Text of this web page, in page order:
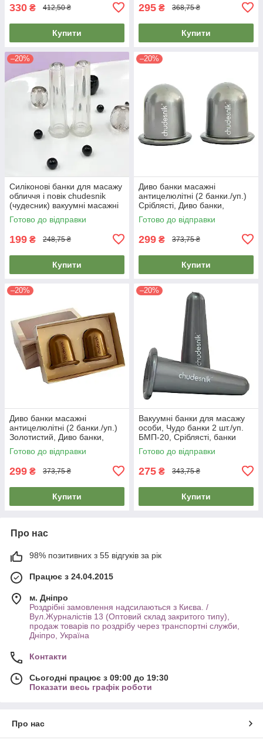
330 ₴ 412,50 ₴
Купити
295 ₴ 368,75 ₴
Купити
–20%
Силіконові банки для масажу
обличчя і повік chudesnik
(чудесник) вакуумні масажні
банки (2 шт/уп.)
Готово до відправки
199 ₴ 248,75 ₴
Купити
–20%
Диво банки масажні
антицелюлітні (2 банки./уп.)
Сріблясті, Диво банки,
масажні банки Чудесник
Готово до відправки
299 ₴ 373,75 ₴
Купити
–20%
Диво банки масажні
антицелюлітні (2 банки./уп.)
Золотистий, Диво банки,
масажні банки Чудесник
Готово до відправки
299 ₴ 373,75 ₴
Купити
–20%
Вакуумні банки для масажу
особи, Чудо банки 2 шт./уп.
БМП-20, Сріблясті, банки
масажні для обличчя
Готово до відправки
275 ₴ 343,75 ₴
Купити
Про нас
98% позитивних з 55 відгуків за рік
Працює з 24.04.2015
м. Дніпро
Роздрібні замовлення надсилаються з Києва. /
Вул.Журналістів 13 (Оптовий склад закритого типу),
продаж товарів по роздрібу через транспортні служби,
Дніпро, Україна
Контакти
Сьогодні працює з 09:00 до 19:30
Показати весь графік роботи
Про нас